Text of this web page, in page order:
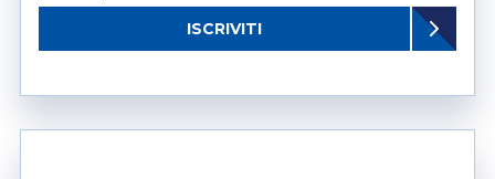
ISCRIVITI